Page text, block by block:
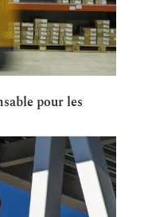
pour les